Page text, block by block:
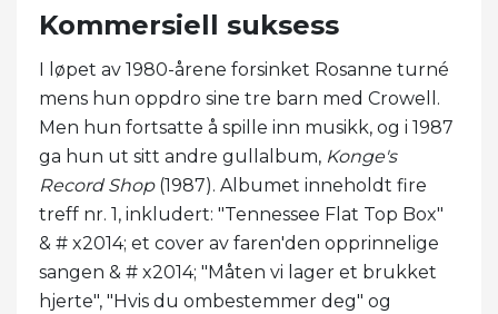
Kommersiell suksess
I løpet av 1980-årene forsinket Rosanne turné
mens hun oppdro sine tre barn med Crowell.
Men hun fortsatte å spille inn musikk, og i 1987
ga hun ut sitt andre gullalbum, Konge's
Record Shop(1987). Albumet inneholdt fire
treff nr. 1, inkludert: "Tennessee Flat Top Box"
& # x2014; et cover av faren'den opprinnelige
sangen & # x2014; "Måten vi lager et brukket
hjerte", "Hvis du ombestemmer deg" og